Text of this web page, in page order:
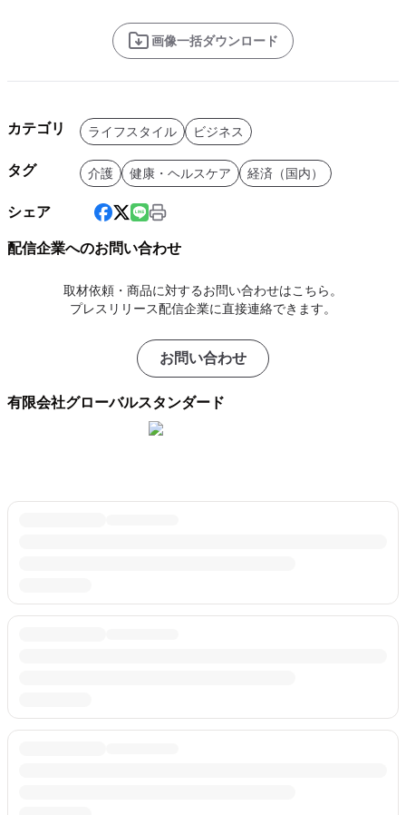
画像一括ダウンロード
カテゴリ ライフスタイル ビジネス
タグ 介護 健康・ヘルスケア 経済（国内）
シェア
配信企業へのお問い合わせ
取材依頼・商品に対するお問い合わせはこちら。
プレスリリース配信企業に直接連絡できます。
お問い合わせ
有限会社グローバルスタンダード